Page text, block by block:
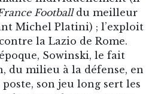
matchs. Ce sera sa
(332 matchs et 31 buts au
son club de
il tient le bistrot en face
des clubs amateurs du